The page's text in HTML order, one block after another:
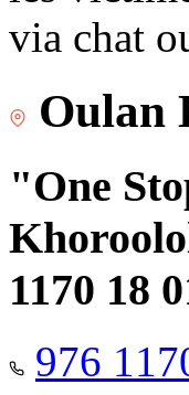
via chat
Oulan
"One
1170 18
976